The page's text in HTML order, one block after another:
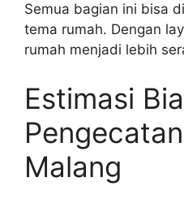
Semua bagian ini bisa
tema rumah. Dengan
rumah menjadi lebih
Estimasi
Malang